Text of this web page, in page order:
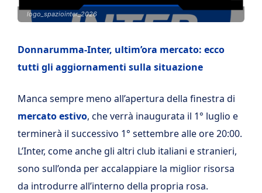
logo_spaziointer_2026
Donnarumma-Inter, ultim’ora mercato: ecco
tutti gli aggiornamenti sulla situazione
Manca sempre meno all’apertura della finestra di
mercato estivo, che verrà inaugurata il 1° luglio e
terminerà il successivo 1° settembre alle ore 20:00.
L’Inter, come anche gli altri club italiani e stranieri,
sono sull’onda per accalappiare la miglior risorsa
da introdurre all’interno della propria rosa.